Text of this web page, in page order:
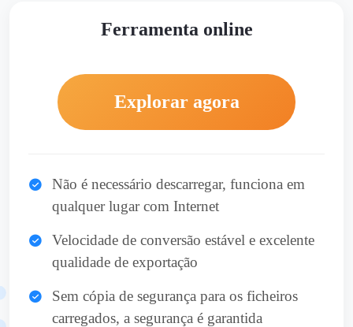
Ferramenta online
Explorar agora
Não é necessário descarregar, funciona em
qualquer lugar com Internet
Velocidade de conversão estável e excelente
qualidade de exportação
Sem cópia de segurança para os ficheiros
carregados, a segurança é garantida